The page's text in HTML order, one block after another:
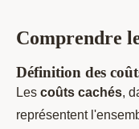
Comprendre
Définition des
Les coûts cachés,
représentent